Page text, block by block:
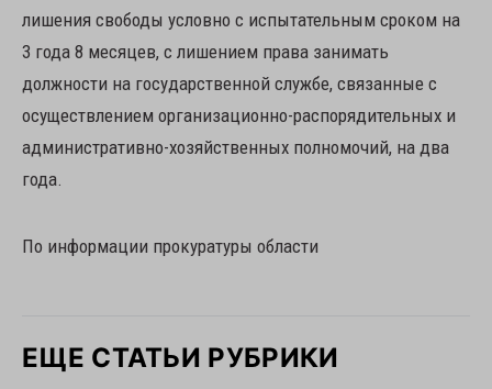
лишения свободы условно с испытательным сроком на
3 года 8 месяцев, с лишением права занимать
должности на государственной службе, связанные с
осуществлением организационно-распорядительных и
административно-хозяйственных полномочий, на два
года.
По информации прокуратуры области
ЕЩЕ СТАТЬИ РУБРИКИ